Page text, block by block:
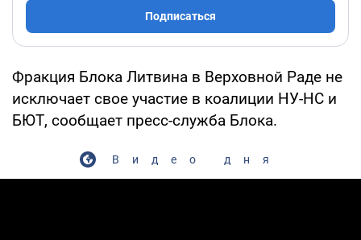
Подписаться
Фракция Блока Литвина в Верховной Раде не
исключает свое участие в коалиции НУ-НС и
БЮТ, сообщает пресс-служба Блока.
Видео дня